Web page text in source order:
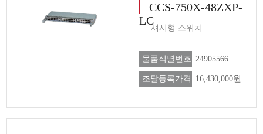
CCS-750X-48ZXP-
LC
섀시형 스위치
물품식별번호 24905566
조달등록가격 16,430,000원